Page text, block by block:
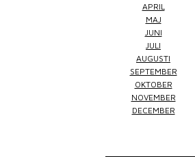
APRIL
MAJ
JUNI
JULI
AUGUSTI
SEPTEMBER
OKTOBER
NOVEMBER
DECEMBER